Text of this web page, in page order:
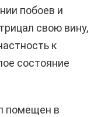
побоев и
свою вину,
к
состояние
помещен в